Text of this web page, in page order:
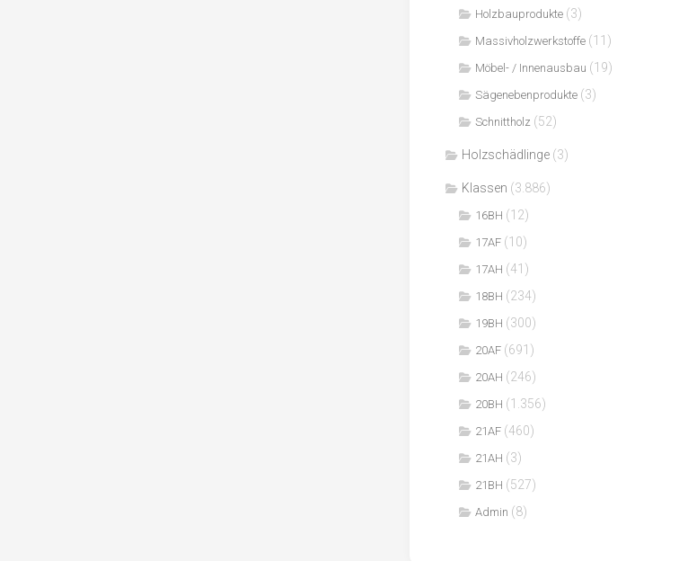
Holzbauprodukte (3)
Massivholzwerkstoffe (11)
Möbel- / Innenausbau (19)
Sägenebenprodukte (3)
Schnittholz (52)
Holzschädlinge (3)
Klassen (3.886)
16BH (12)
17AF (10)
17AH (41)
18BH (234)
19BH (300)
20AF (691)
20AH (246)
20BH (1.356)
21AF (460)
21AH (3)
21BH (527)
Admin (8)